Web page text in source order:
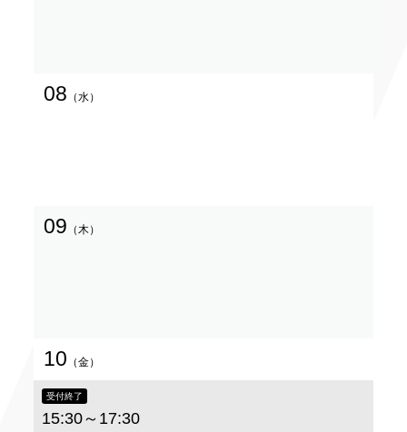
08 （水）
09 （木）
10 （金）
受付終了
15:30～17:30